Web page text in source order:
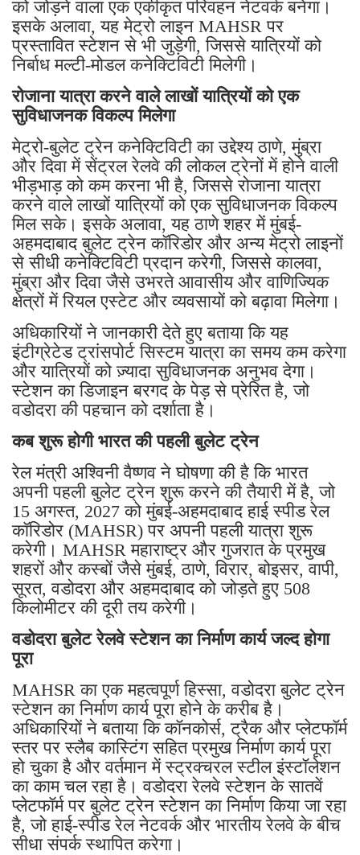
को जोड़ने वाला एक एकीकृत परिवहन नेटवर्क बनेगा।
इसके अलावा, यह मेट्रो लाइन MAHSR पर
प्रस्तावित स्टेशन से भी जुड़ेगी, जिससे यात्रियों को
निर्बाध मल्टी-मोडल कनेक्टिविटी मिलेगी।
रोजाना यात्रा करने वाले लाखों यात्रियों को एक
सुविधाजनक विकल्प मिलेगा
मेट्रो-बुलेट ट्रेन कनेक्टिविटी का उद्देश्य ठाणे, मुंब्रा
और दिवा में सेंट्रल रेलवे की लोकल ट्रेनों में होने वाली
भीड़भाड़ को कम करना भी है, जिससे रोजाना यात्रा
करने वाले लाखों यात्रियों को एक सुविधाजनक विकल्प
मिल सके। इसके अलावा, यह ठाणे शहर में मुंबई-
अहमदाबाद बुलेट ट्रेन कॉरिडोर और अन्य मेट्रो लाइनों
से सीधी कनेक्टिविटी प्रदान करेगी, जिससे कालवा,
मुंब्रा और दिवा जैसे उभरते आवासीय और वाणिज्यिक
क्षेत्रों में रियल एस्टेट और व्यवसायों को बढ़ावा मिलेगा।
अधिकारियों ने जानकारी देते हुए बताया कि यह
इंटीग्रेटेड ट्रांसपोर्ट सिस्टम यात्रा का समय कम करेगा
और यात्रियों को ज़्यादा सुविधाजनक अनुभव देगा।
स्टेशन का डिजाइन बरगद के पेड़ से प्रेरित है, जो
वडोदरा की पहचान को दर्शाता है।
कब शुरू होगी भारत की पहली बुलेट ट्रेन
रेल मंत्री अश्विनी वैष्णव ने घोषणा की है कि भारत
अपनी पहली बुलेट ट्रेन शुरू करने की तैयारी में है, जो
15 अगस्त, 2027 को मुंबई-अहमदाबाद हाई स्पीड रेल
कॉरिडोर (MAHSR) पर अपनी पहली यात्रा शुरू
करेगी। MAHSR महाराष्ट्र और गुजरात के प्रमुख
शहरों और कस्बों जैसे मुंबई, ठाणे, विरार, बोइसर, वापी,
सूरत, वडोदरा और अहमदाबाद को जोड़ते हुए 508
किलोमीटर की दूरी तय करेगी।
वडोदरा बुलेट रेलवे स्टेशन का निर्माण कार्य जल्द होगा
पूरा
MAHSR का एक महत्वपूर्ण हिस्सा, वडोदरा बुलेट ट्रेन
स्टेशन का निर्माण कार्य पूरा होने के करीब है।
अधिकारियों ने बताया कि कॉनकोर्स, ट्रैक और प्लेटफॉर्म
स्तर पर स्लैब कास्टिंग सहित प्रमुख निर्माण कार्य पूरा
हो चुका है और वर्तमान में स्ट्रक्चरल स्टील इंस्टॉलेशन
का काम चल रहा है। वडोदरा रेलवे स्टेशन के सातवें
प्लेटफॉर्म पर बुलेट ट्रेन स्टेशन का निर्माण किया जा रहा
है, जो हाई-स्पीड रेल नेटवर्क और भारतीय रेलवे के बीच
सीधा संपर्क स्थापित करेगा।